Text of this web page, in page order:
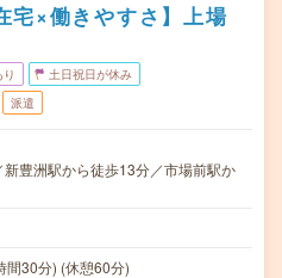
宅×働きやすさ】上場
土日祝日が休み
派遣
豊洲駅から徒歩13分／市場前駅か
間30分) (休憩60分)